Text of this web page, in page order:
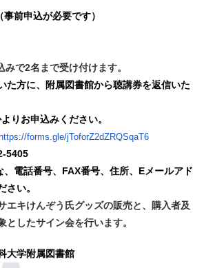
申込が必要です）
で2名まで受け付けます。
方に、附属図書館から聴講券を返信いた
りお申込みください。
https://forms.gle/jToforZ2dZRQSqaT6
話番号、FAX番号、住所、Eメールアド
さい。
キけんぞう氏グッズの販売と、購入者及
としたサイン会を行います。
学附属図書館